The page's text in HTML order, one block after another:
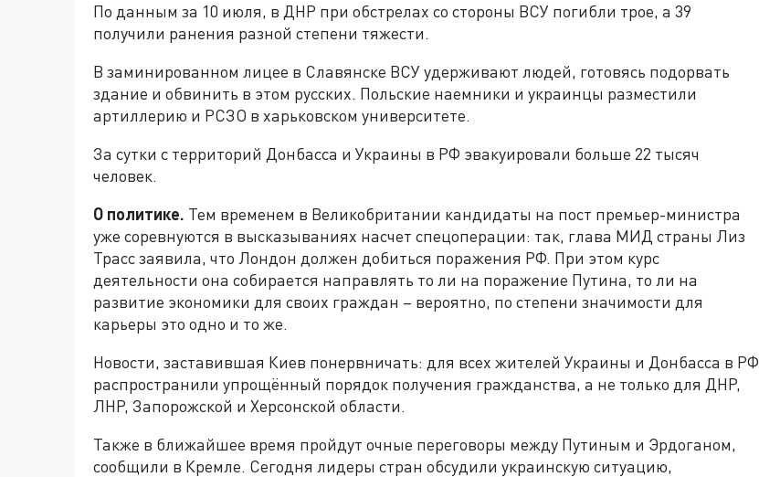
По данным за 10 июля, в ДНР при обстрелах со стороны ВСУ погибли трое, а 39
получили ранения разной степени тяжести.
В заминированном лицее в Славянске ВСУ удерживают людей, готовясь подорвать
здание и обвинить в этом русских. Польские наемники и украинцы разместили
артиллерию и РСЗО в харьковском университете.
За сутки с территорий Донбасса и Украины в РФ эвакуировали больше 22 тысяч
человек.
О политике. Тем временем в Великобритании кандидаты на пост премьер-министра
уже соревнуются в высказываниях насчет спецоперации: так, глава МИД страны Лиз
Трасс заявила, что Лондон должен добиться поражения РФ. При этом курс
деятельности она собирается направлять то ли на поражение Путина, то ли на
развитие экономики для своих граждан – вероятно, по степени значимости для
карьеры это одно и то же.
Новости, заставившая Киев понервничать: для всех жителей Украины и Донбасса в РФ
распространили упрощённый порядок получения гражданства, а не только для ДНР,
ЛНР, Запорожской и Херсонской области.
Также в ближайшее время пройдут очные переговоры между Путиным и Эрдоганом,
сообщили в Кремле. Сегодня лидеры стран обсудили украинскую ситуацию,